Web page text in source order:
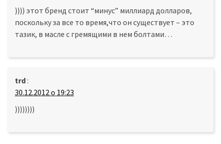
)))) этот бренд стоит “минус” миллиард долларов,
поскольку за все то время,что он существует – это
тазик, в масле с гремящими в нем болтами…
trd :
30.12.2012 о 19:23
))))))))